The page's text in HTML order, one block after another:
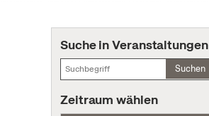
Suche in Veranstaltungen
Suchen
Zeitraum wählen